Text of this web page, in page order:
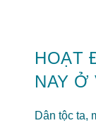
HOẠT
NAY Ở
Dân tộc ta,